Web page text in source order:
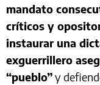
mandato
críticos y
instaurar una
exguerrillero
“pueblo”y